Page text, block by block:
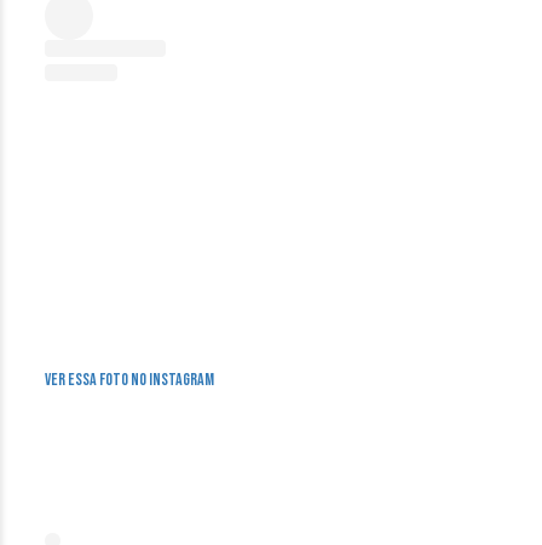
Ver essa foto no Instagram